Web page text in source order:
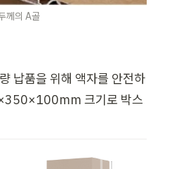
께의 A골
납품을 위해 액자를 안전하
크기로 박스